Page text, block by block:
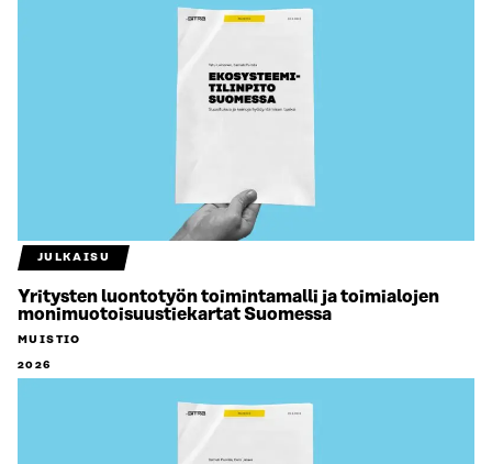
JULKAISU
Yritysten luontotyön toimintamalli ja toimialojen
monimuotoisuustiekartat Suomessa
MUISTIO
2026